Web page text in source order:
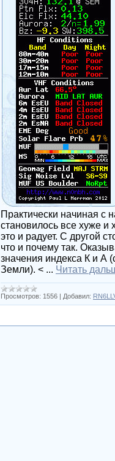
Практически начиная с
становилось все хуже и
это и радует. С другой
что и почему так.
значения индекса К и А
Земли). < ... Читать
Просмотров: 1556 Добавил: